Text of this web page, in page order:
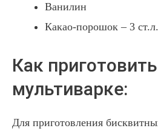
Ванилин
Какао-порошок – 3 ст.л.
Как
мультиварке:
Для приготовления